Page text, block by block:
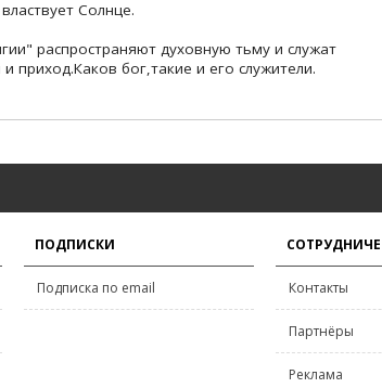
Солнце.
распространяют духовную тьму и служат
приход.Каков бог,такие и его служители.
ПОДПИСКИ
Подписка по email Контакты
Партнёры
Реклама